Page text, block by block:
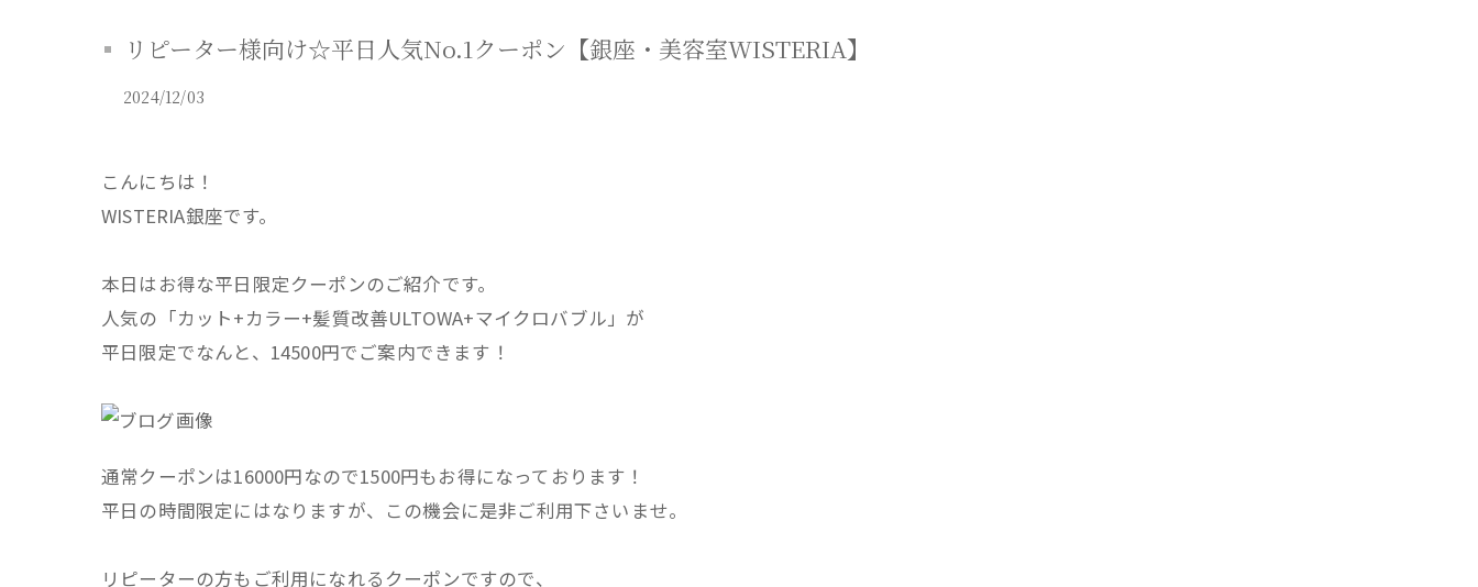
リピーター様向け☆平日人気No.1クーポン【銀座・美容室WISTERIA】
2024/12/03
こんにちは！
WISTERIA銀座です。
本日はお得な平日限定クーポンのご紹介です。
人気の「カット+カラー+髪質改善ULTOWA+マイクロバブル」が
平日限定でなんと、14500円でご案内できます！
通常クーポンは16000円なので1500円もお得になっております！
平日の時間限定にはなりますが、この機会に是非ご利用下さいませ。
リピーターの方もご利用になれるクーポンですので、